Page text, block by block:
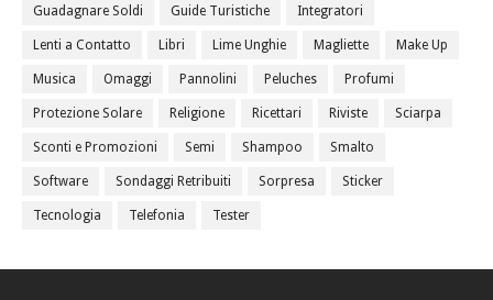
Guadagnare Soldi Guide Turistiche Integratori
Lenti a Contatto Libri Lime Unghie Magliette Make Up
Musica Omaggi Pannolini Peluches Profumi
Protezione Solare Religione Ricettari Riviste Sciarpa
Sconti e Promozioni Semi Shampoo Smalto
Software Sondaggi Retribuiti Sorpresa Sticker
Tecnologia Telefonia Tester